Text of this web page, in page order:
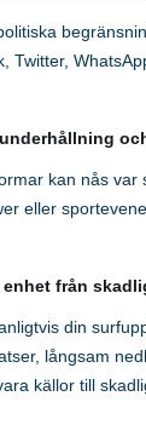
Twitter,
kan nås var
eller
från
din
långsam
källor till